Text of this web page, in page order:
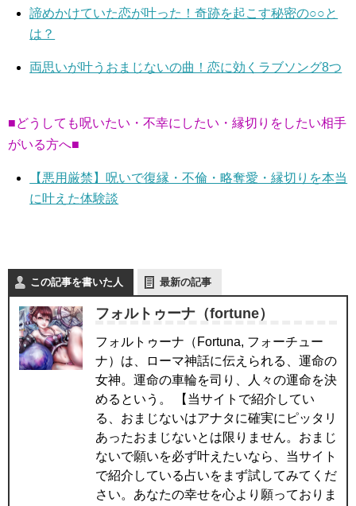
諦めかけていた恋が叶った！奇跡を起こす秘密の○○と
は？
両思いが叶うおまじないの曲！恋に効くラブソング8つ
■どうしても呪いたい・不幸にしたい・縁切りをしたい相手
がいる方へ■
【悪用厳禁】呪いで復縁・不倫・略奪愛・縁切りを本当
に叶えた体験談
この記事を書いた人 最新の記事
フォルトゥーナ（fortune）
フォルトゥーナ（Fortuna, フォーチュー
ナ）は、ローマ神話に伝えられる、運命の
女神。運命の車輪を司り、人々の運命を決
めるという。 【当サイトで紹介してい
る、おまじないはアナタに確実にピッタリ
あったおまじないとは限りません。おまじ
ないで願いを必ず叶えたいなら、当サイト
で紹介している占いをまず試してみてくだ
さい。あなたの幸せを心より願っておりま